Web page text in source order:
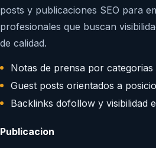
posts y publicaciones SEO para
profesionales que buscan
de calidad.
Notas de prensa por categorias
Guest posts orientados a
Backlinks dofollow y visibilidad
Publicacion